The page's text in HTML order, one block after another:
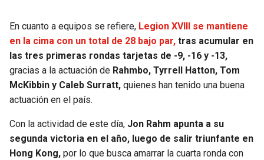
En cuanto a equipos se refiere, Legion XVIII se mantiene
en la cima con un total de 28 bajo par, tras acumular en
las tres primeras rondas tarjetas de -9, -16 y -13,
gracias a la actuación de Rahmbo, Tyrrell Hatton, Tom
McKibbin y Caleb Surratt, quienes han tenido una buena
actuación en el país.
Con la actividad de este día, Jon Rahm apunta a su
segunda victoria en el año, luego de salir triunfante en
Hong Kong, por lo que busca amarrar la cuarta ronda con